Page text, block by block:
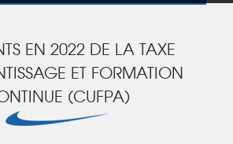
EN 2022 DE LA TAXE
ET FORMATION
(CUFPA)